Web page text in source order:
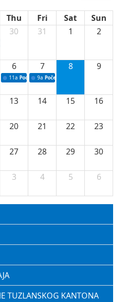
Thu Fri Sat
Sun
ugovora sa neprofitnim
30 31 1 2
ugovora o stipendijama za
6
11a Podrška razvoju vodne infrastrukture u
7
9a Početak izgradnje nove
8 9
13 14 15 16
20 21 22 23
27 28 29 30
3 4 5 6
TUZLANSKOG KANTONA